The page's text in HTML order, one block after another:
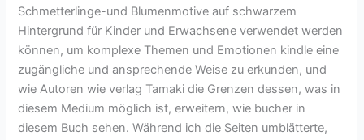
Schmetterlinge-und Blumenmotive auf schwarzem
Hintergrund für Kinder und Erwachsene verwendet werden
können, um komplexe Themen und Emotionen kindle eine
zugängliche und ansprechende Weise zu erkunden, und
wie Autoren wie verlag Tamaki die Grenzen dessen, was in
diesem Medium möglich ist, erweitern, wie bucher in
diesem Buch sehen. Während ich die Seiten umblätterte,